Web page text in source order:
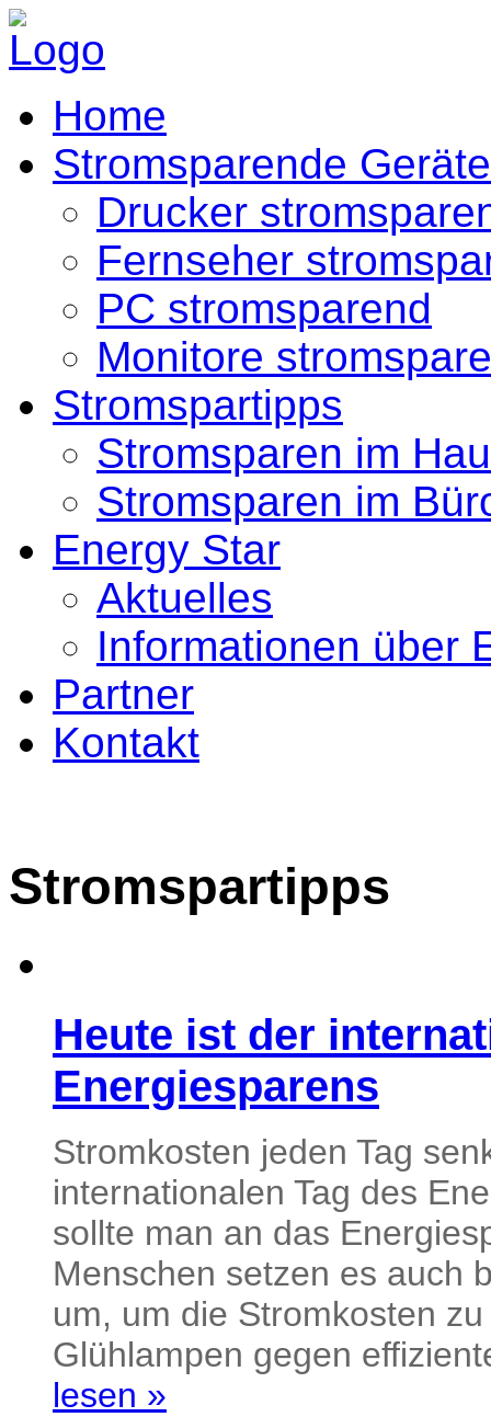
Home
Stromsparende Geräte
Drucker
Fernseher
PC stromsparend
Monitore
Stromspartipps
Stromsparen im
Stromsparen im
Energy Star
Aktuelles
Informationen über
Partner
Kontakt
Stromspartipps
Heute ist der
Energiesparens
Stromkosten jeden Tag
internationalen Tag des
sollte man an das
Menschen setzen es auch
um, um die Stromkosten
Glühlampen gegen
lesen »